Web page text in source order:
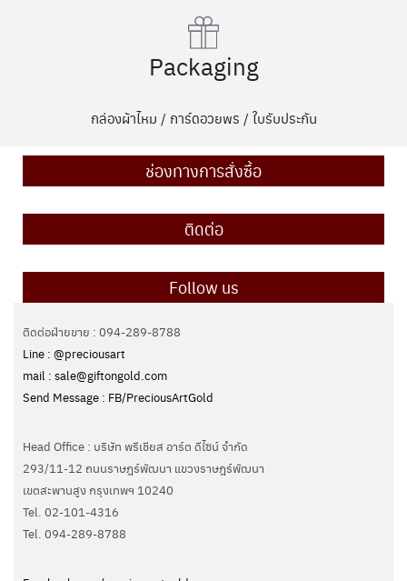
Packaging
กล่องผ้าไหม / การ์ดอวยพร / ใบรับประกัน
ช่องทางการสั่งซื้อ
ติดต่อ
Follow us
ติดต่อฝ่ายขาย : 094-289-8788
Line : @preciousart
mail : sale@giftongold.com
Send Message : FB/PreciousArtGold
Head Office : บริษัท พรีเชียส อาร์ต ดีไซน์ จำกัด
293/11-12 ถนนราษฎร์พัฒนา แขวงราษฎร์พัฒนา
เขตสะพานสูง กรุงเทพฯ 10240
Tel. 02-101-4316
Tel. ‭094-289-8788‬